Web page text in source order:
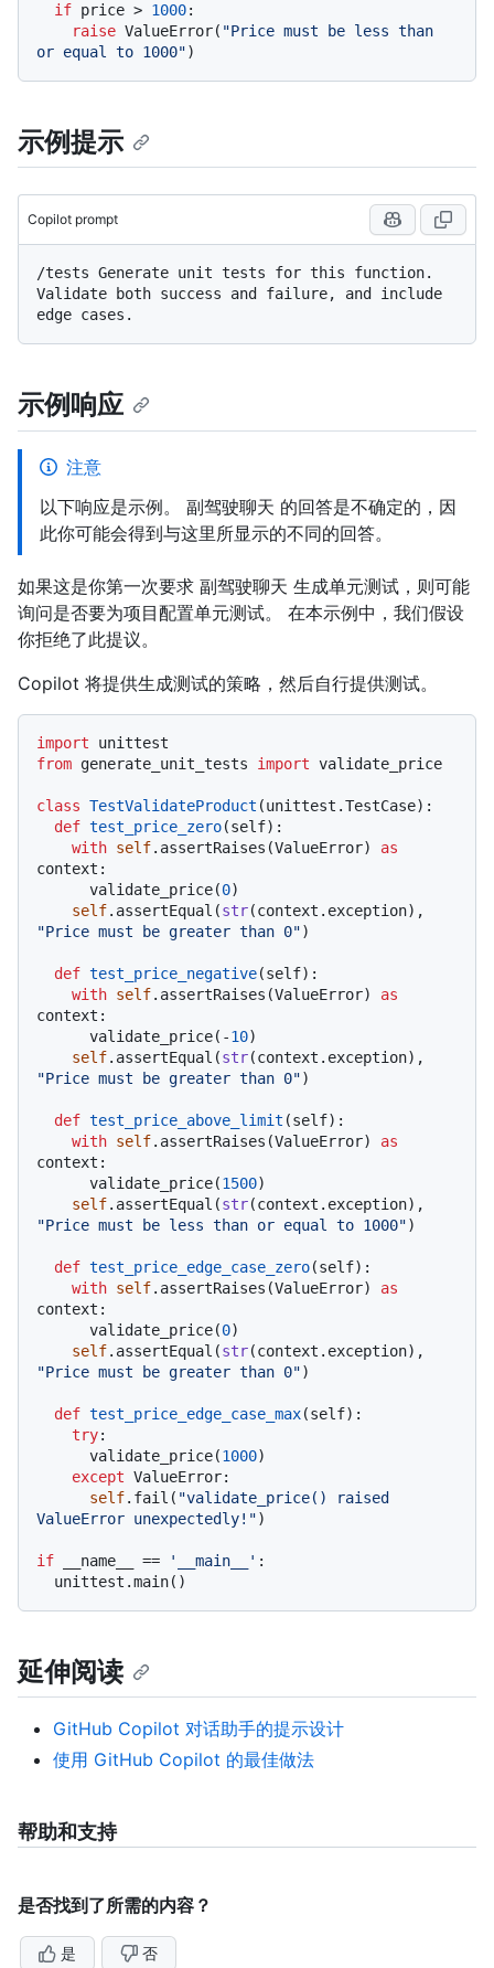
if price > 1000:
raise ValueError( "Price must be less than
or equal to 1000"
示例提示
Copilot prompt
/tests Generate unit tests for this function.
Validate both success and failure, and include
示例响应
注意
以下响应是示例。 副驾驶聊天 的回答是不确定的，因
此你可能会得到与这里所显示的不同的回答。
如果这是你第一次要求 副驾驶聊天 生成单元测试，则可能
询问是否要为项目配置单元测试。 在本示例中，我们假设
你拒绝了此提议。
Copilot 将提供生成测试的策略，然后自行提供测试。
import
from generate_unit_tests import validate_price
class TestValidateProduct (unittest.TestCase):
def test_price_zero(self):
with self.assertRaises(ValueError) as
context:
      validate_price(
0)
self.assertEqual(str
"Price must be greater than 0")
def test_price_negative(self):
with self.assertRaises(ValueError) as
context:
      validate_price(-
10)
self.assertEqual(str
"Price must be greater than 0")
def test_price_above_limit (self):
with self.assertRaises(ValueError) as
context:
      validate_price(
1500)
self.assertEqual(str
"Price must be less than or equal to 1000")
def test_price_edge_case_zero(self):
with self.assertRaises(ValueError) as
context:
      validate_price(
0)
self.assertEqual(str
"Price must be greater than 0")
def test_price_edge_case_max(self):
try:
      validate_price(
1000)
except ValueError:
self.fail( "validate_price() raised
ValueError unexpectedly!")
if __name__ == '__main__' :
延伸阅读
GitHub Copilot 对话助手的提示设计
使用 GitHub Copilot 的最佳做法
帮助和支持
是否找到了所需的内容？
是 否